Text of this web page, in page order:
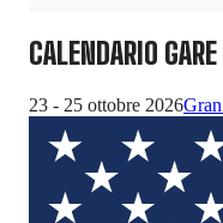
CALENDARIO GARE
23 - 25 ottobre 2026